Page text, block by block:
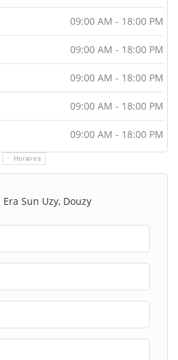
Horaires
09:00 AM - 18:00 PM
09:00 AM - 18:00 PM
09:00 AM - 18:00 PM
09:00 AM - 18:00 PM
09:00 AM - 18:00 PM
Sun Uzy, Douzy